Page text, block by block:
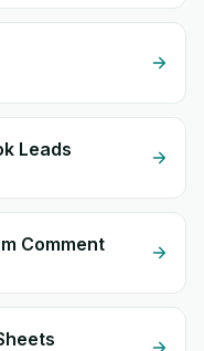
Leads
Comment